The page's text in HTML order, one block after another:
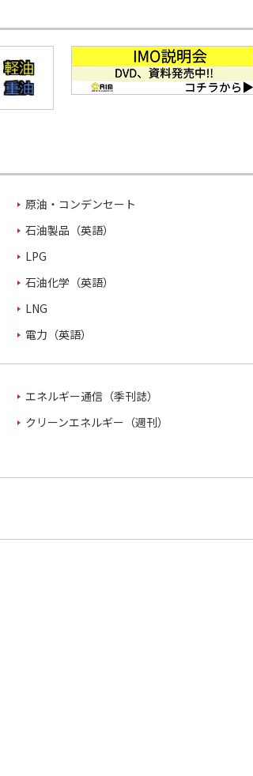
原油・コンデンセート
石油製品（英語）
LPG
石油化学（英語）
LNG
電力（英語）
エネルギー通信（季刊誌）
クリーンエネルギー（週刊）